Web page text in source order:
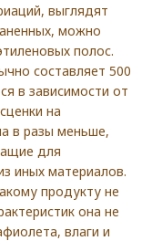
выглядят
можно
полос.
составляет 500
в зависимости от
на
в разы меньше,
для
иных материалов.
продукту не
она не
влаги и